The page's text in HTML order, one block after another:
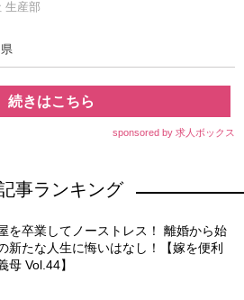
生産部
続きはこちら
sponsored by 求人ボックス
事ランキング
を卒業してノーストレス！ 離婚から始
新たな人生に悔いはなし！【嫁を便利
母 Vol.44】